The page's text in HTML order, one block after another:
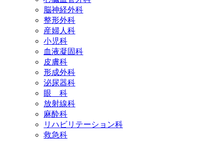
脳神経外科
整形外科
産婦人科
小児科
血液凝固科
皮膚科
形成外科
泌尿器科
眼 科
放射線科
麻酔科
リハビリテーション科
救急科